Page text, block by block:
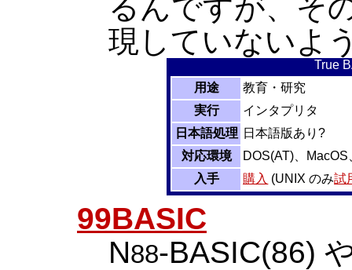
るんですが、そ
現していないよ
True
用途
教育・研究
実行
インタプリタ
日本語処理 日本語版あり?
対応環境
DOS(AT)、
入手
購入 (UNIX のみ試
99BASIC
N88-BASIC(86)